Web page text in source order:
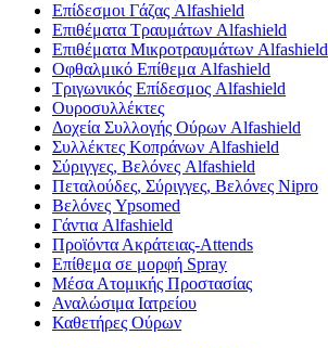
Επίδεσμοι Γάζας Alfashield
Επιθέματα Τραυμάτων Alfashield
Επιθέματα Μικροτραυμάτων Alfashield
Οφθαλμικό Eπίθεμα Alfashield
Τριγωνικός Επίδεσμος Alfashield
Ουροσυλλέκτες
Δοχεία Συλλογής Ούρων Alfashield
Συλλέκτες Κοπράνων Alfashield
Σύριγγες, Βελόνες Alfashield
Πεταλούδες, Σύριγγες, Βελόνες Nipro
Βελόνες Ypsomed
Γάντια Alfashield
Προϊόντα Ακράτειας-Attends
Επίθεμα σε μορφή Spray
Μέσα Ατομικής Προστασίας
Αναλώσιμα Ιατρείου
Καθετήρες Ούρων